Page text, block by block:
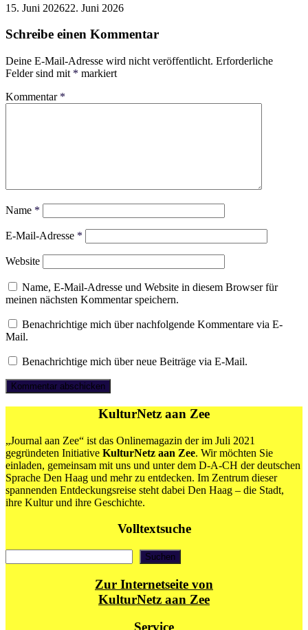
15. Juni 202622. Juni 2026
Schreibe einen Kommentar
Deine E-Mail-Adresse wird nicht veröffentlicht. Erforderliche
Felder sind mit * markiert
Kommentar *
Name *
E-Mail-Adresse *
Website
Name, E-Mail-Adresse und Website in diesem Browser für
meinen nächsten Kommentar speichern.
Benachrichtige mich über nachfolgende Kommentare via E-
Mail.
Benachrichtige mich über neue Beiträge via E-Mail.
KulturNetz aan Zee
„Journal aan Zee“ ist das Onlinemagazin der im Juli 2021
gegründeten Initiative KulturNetz aan Zee. Wir möchten Sie
einladen, gemeinsam mit uns und unter dem D-A-CH der deutschen
Sprache Den Haag und mehr zu entdecken. Im Zentrum dieser
spannenden Entdeckungsreise steht dabei Den Haag – die Stadt,
ihre Kultur und ihre Geschichte.
Volltextsuche
Suchen
Zur Internetseite von
KulturNetz aan Zee